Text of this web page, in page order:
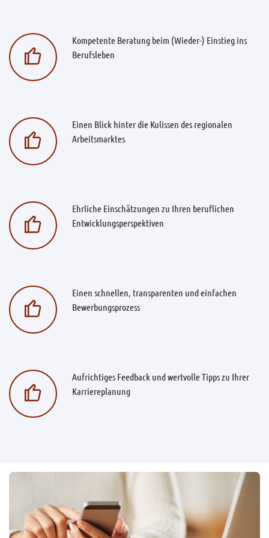
Kompetente Beratung beim (Wieder-) Einstieg ins
Berufsleben
Einen Blick hinter die Kulissen des regionalen
Arbeitsmarktes
Ehrliche Einschätzungen zu Ihren beruflichen
Entwicklungsperspektiven
Einen schnellen, transparenten und einfachen
Bewerbungsprozess
Aufrichtiges Feedback und wertvolle Tipps zu Ihrer
Karriereplanung